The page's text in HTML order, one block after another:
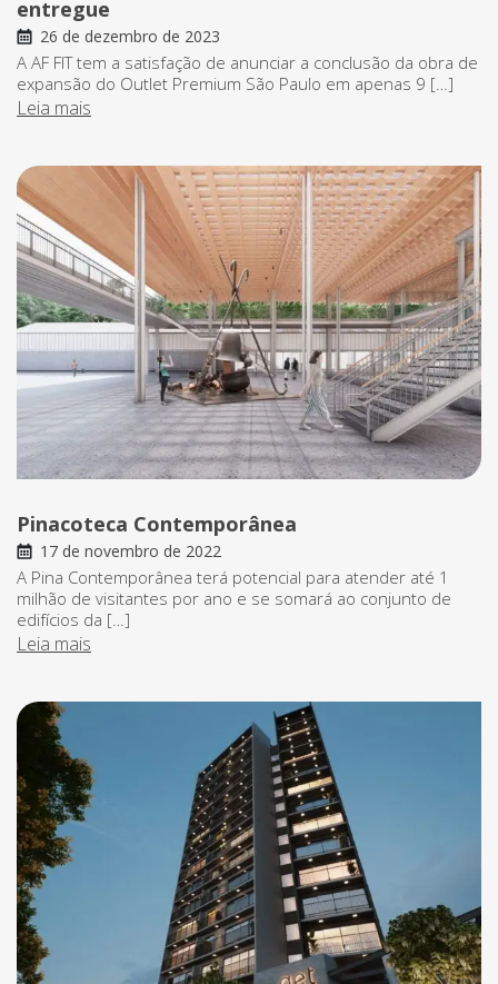
entregue
26 de dezembro de 2023
A AF FIT tem a satisfação de anunciar a conclusão da obra de
expansão do Outlet Premium São Paulo em apenas 9 […]
Leia mais
Pinacoteca Contemporânea
17 de novembro de 2022
A Pina Contemporânea terá potencial para atender até 1
milhão de visitantes por ano e se somará ao conjunto de
edifícios da […]
Leia mais